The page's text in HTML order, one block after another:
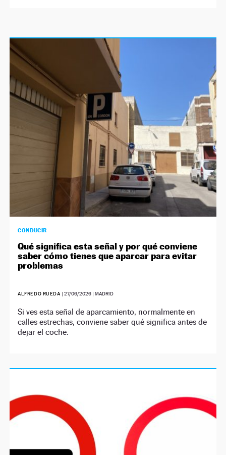
CONDUCIR
Qué significa esta señal y por qué conviene
saber cómo tienes que aparcar para evitar
problemas
ALFREDO RUEDA | 27/06/2026| MADRID
Si ves esta señal de aparcamiento, normalmente en
calles estrechas, conviene saber qué significa antes de
dejar el coche.